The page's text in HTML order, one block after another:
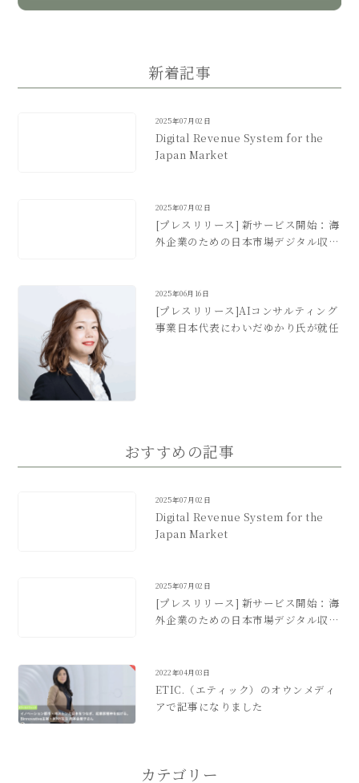
新着記事
2025年07月02日
Digital Revenue System for the
Japan Market
2025年07月02日
[プレスリリース] 新サービス開始：海
外企業のための日本市場デジタル収益
2025年06月16日
[プレスリリース]AIコンサルティング
事業日本代表にわいだゆかり氏が就任
おすすめの記事
2025年07月02日
Digital Revenue System for the
Japan Market
2025年07月02日
[プレスリリース] 新サービス開始：海
外企業のための日本市場デジタル収益
2022年04月03日
ETIC.（エティック）のオウンメディ
アで記事になりました
カテゴリー